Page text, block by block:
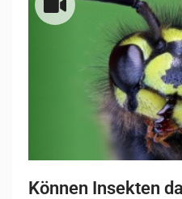
Können Insekten